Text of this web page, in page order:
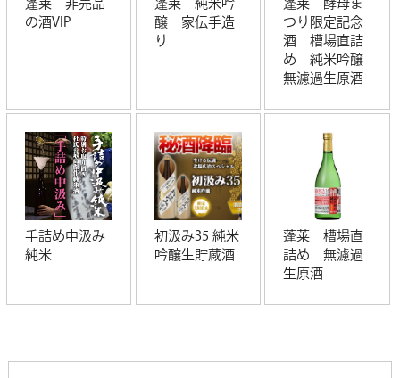
の酒VIP
醸 家伝手造
り
つり限定記念
酒 槽場直詰
め 純米吟醸
無濾過生原酒
手詰め中汲み
純米
初汲み35 純米
吟醸生貯蔵酒
蓬莱 槽場直
詰め 無濾過
生原酒